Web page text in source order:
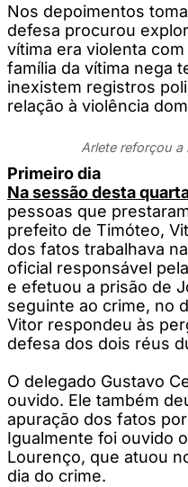
Nos depoimentos
defesa procurou
vítima era violenta
família da vítima nega
inexistem registros
relação à violência
Arlete reforçou
Primeiro dia
Na sessão desta
pessoas que
prefeito de Timóteo,
dos fatos trabalhava
oficial responsável
e efetuou a prisão de
seguinte ao crime, no
Vitor respondeu às
defesa dos dois réus
O delegado Gustavo
ouvido. Ele também
apuração dos fatos
Igualmente foi ouvido
Lourenço, que atuou
dia do crime.